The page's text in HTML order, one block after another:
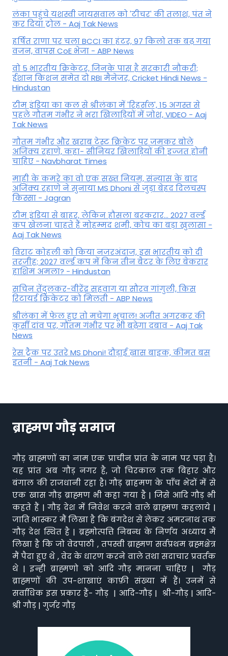
लंका पहुंचे यशस्वी जायसवाल को 'टीचर' की तलाश, पंत ने
कर द‍िया ट्रोल - Aaj Tak News
हर्षित राणा पर चला BCCI का हंटर, 97 किलो तक बढ़ गया
वजन, वापस CoE भेजा - ABP News
वो 5 भारतीय क्रिकेटर, जिनके पास है सरकारी नौकरी;
ईशान किशन समेत दो RBI मैनेजर, Cricket Hindi News -
Hindustan
टीम इंडिया का कल से श्रीलंका में 'रिहर्सल', 15 अगस्त से
पहले गौतम गंभीर ने भरा ख‍िलाड़‍ियों में जोश, VIDEO - Aaj
Tak News
गौतम गंभीर और खराब टेस्ट क्रिकेट पर जमकर बोले
अजिंक्य रहाणे, कहा- सीनियर खिलाड़ियों की इज्जत होनी
चाहिए - Navbharat Times
माही के कमरे का वो एक सख्त नियम, संन्यास के बाद
अजिंक्‍य रहाणे ने सुनाया MS Dhoni से जुड़ा बेहद दिलचस्प
किस्सा - Jagran
टीम इंडिया से बाहर, लेकिन हौसला बरकरार... 2027 वर्ल्ड
कप खेलना चाहते हैं मोहम्मद शमी, कोच का बड़ा खुलासा -
Aaj Tak News
विराट कोहली को किया नजरअंदाज, इस भारतीय को दी
तरजीह; 2027 वर्ल्ड कप में किन तीन बैटर के लिए बेकरार
हाशिम अमला? - Hindustan
सचिन तेंदुलकर-वीरेंद्र सहवाग या सौरव गांगुली, किस
रिटायर्ड क्रिकेटर को मिलती - ABP News
श्रीलंका में फेल हुए तो मचेगा भूचाल! अजीत अगरकर की
कुर्सी दांव पर, गौतम गंभीर पर भी बढ़ेगा दबाव - Aaj Tak
News
रेस ट्रैक पर उतरे MS Dhoni! दौड़ाई ख़ास बाइक, कीमत बस
इतनी - Aaj Tak News
ब्राह्मण गौड़ समाज
गौड़ ब्राह्मणों का नाम एक प्राचीन प्रांत के नाम पर पड़ा है।
यह प्रांत अब गौड़ नगर है, जो चिरकाल तक बिहार और
बंगाल की राजधानी रहा है। गौड़ ब्राहमण के पाँच भेदों में से
एक खास गौड़ ब्राह्मण भी कहा गया है | जिसे आदि गौड़ भी
कहते हैं | गौड़ देश में निवेश करने वाले ब्राह्मण कहलाये |
जाति भास्कर मैं लिखा है कि बंगदेश से लेकर अमरनाथ तक
गौड़ देश स्थित है | ब्रह्मोत्पत्ति निबन्ध के निर्णय अध्याय मैं
लिखा है कि जो वेदपाठी , तपस्वी ब्राह्मण सर्वप्रथम ब्रह्मक्षेत्र
मैं पैदा हुए थे , वेद के धारण करने वाले तथा सदाचार प्रवर्तक
थे | इन्ही ब्राह्मणो को आदि गौड़ मानना चाहिए | गौड़
ब्राह्मणों की उप-शाखाएं काफ़ी संख्या में हैं। उनमें से
सर्वाधिक इस प्रकार हैं- गौड़ | आदि-गौड़ | श्री-गौड़ | आदि-
श्री गौड़ | गुर्जर गौड़